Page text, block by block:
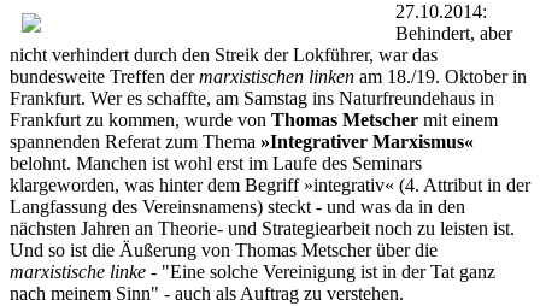
27.10.2014:
Behindert, aber
nicht verhindert durch den Streik der Lokführer, war das
bundesweite Treffen dermarxistischen linken am 18./19. Oktober in
Frankfurt. Wer es schaffte, am Samstag ins Naturfreundehaus in
Frankfurt zu kommen, wurde von Thomas Metscher mit einem
spannenden Referat zum Thema »Integrativer Marxismus«
belohnt. Manchen ist wohl erst im Laufe des Seminars
klargeworden, was hinter dem Begriff »integrativ« (4. Attribut in der
Langfassung des Vereinsnamens) steckt - und was da in den
nächsten Jahren an Theorie- und Strategiearbeit noch zu leisten ist.
Und so ist die Äußerung von Thomas Metscher über die
marxistische linke - "Eine solche Vereinigung ist in der Tat ganz
nach meinem Sinn" - auch als Auftrag zu verstehen.